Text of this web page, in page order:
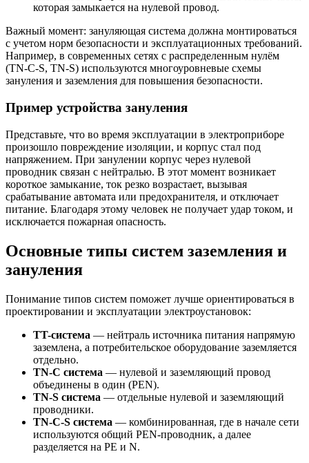
которая замыкается на нулевой провод.
Важный момент: зануляющая система должна монтироваться
с учетом норм безопасности и эксплуатационных требований.
Например, в современных сетях с распределенным нулём
(TN-C-S, TN-S) используются многоуровневые схемы
зануления и заземления для повышения безопасности.
Пример устройства зануления
Представьте, что во время эксплуатации в электроприборе
произошло повреждение изоляции, и корпус стал под
напряжением. При занулении корпус через нулевой
проводник связан с нейтралью. В этот момент возникает
короткое замыкание, ток резко возрастает, вызывая
срабатывание автомата или предохранителя, и отключает
питание. Благодаря этому человек не получает удар током, и
исключается пожарная опасность.
Основные типы систем заземления и
зануления
Понимание типов систем поможет лучше ориентироваться в
проектировании и эксплуатации электроустановок:
TT-система — нейтраль источника питания напрямую
заземлена, а потребительское оборудование заземляется
отдельно.
TN-C система — нулевой и заземляющий провод
объединены в один (PEN).
TN-S система — отдельные нулевой и заземляющий
проводники.
TN-C-S система — комбинированная, где в начале сети
используются общий PEN-проводник, а далее
разделяется на PE и N.